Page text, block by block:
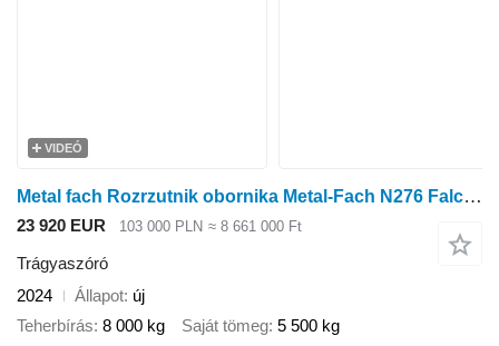
VIDEÓ
Metal fach Rozrzutnik obornika Metal-Fach N276 Falcon 8T
23 920 EUR 103 000 PLN ≈ 8 661 000 Ft
Trágyaszóró
2024
Állapot új
Teherbírás 8 000 kg Saját tömeg 5 500 kg